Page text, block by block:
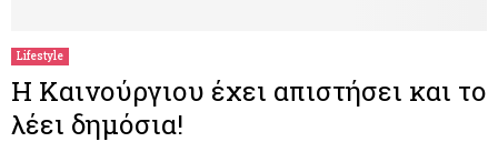
Lifestyle
Η Καινούργιου έχει απιστήσει και το
λέει δημόσια!